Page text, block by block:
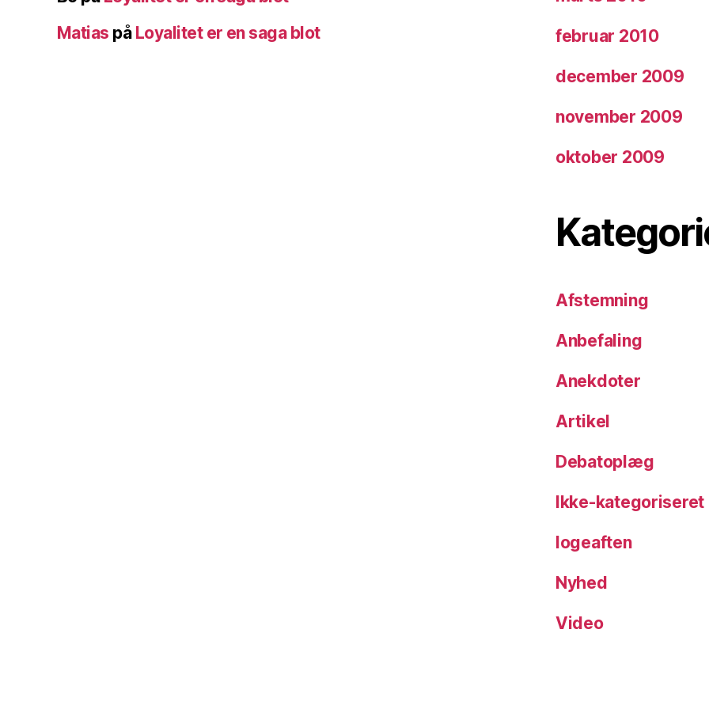
Matias på Loyalitet er en saga blot februar 2010
december 2009
november 2009
oktober 2009
Afstemning
Anbefaling
Anekdoter
Artikel
Debatoplæg
Ikke-kategoriseret
logeaften
Nyhed
Video